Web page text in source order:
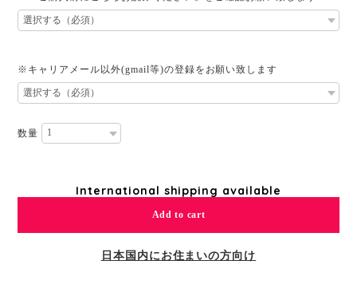
※キャリアメール以外(gmail等)の登録をお願い致します
数量
International shipping available
Add to cart
日本国内にお住まいの方向け